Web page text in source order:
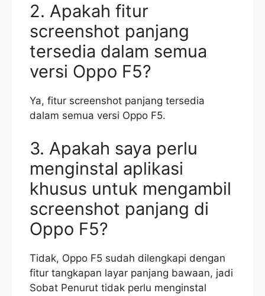
2. Apakah fitur
screenshot panjang
tersedia dalam semua
versi Oppo F5?
Ya, fitur screenshot panjang tersedia
dalam semua versi Oppo F5.
3. Apakah saya perlu
menginstal aplikasi
khusus untuk mengambil
screenshot panjang di
Oppo F5?
Tidak, Oppo F5 sudah dilengkapi dengan
fitur tangkapan layar panjang bawaan, jadi
Sobat Penurut tidak perlu menginstal